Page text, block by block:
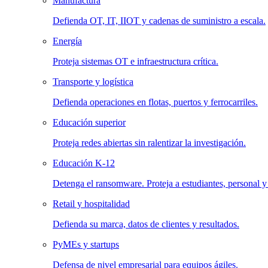
Defienda OT, IT, IIOT y cadenas de suministro a escala.
Energía
Proteja sistemas OT e infraestructura crítica.
Transporte y logística
Defienda operaciones en flotas, puertos y ferrocarriles.
Educación superior
Proteja redes abiertas sin ralentizar la investigación.
Educación K-12
Detenga el ransomware. Proteja a estudiantes, personal y
Retail y hospitalidad
Defienda su marca, datos de clientes y resultados.
PyMEs y startups
Defensa de nivel empresarial para equipos ágiles.